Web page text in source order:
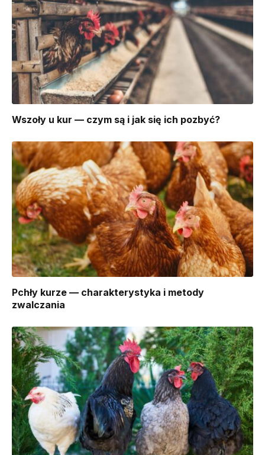
Wszoły u kur — czym są i jak się ich pozbyć?
Pchły kurze — charakterystyka i metody
zwalczania